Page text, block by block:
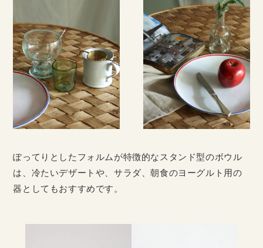
ぽってりとしたフォルムが特徴的なスタンド型のボウル
は、冷たいデザートや、サラダ、朝食のヨーグルト用の
器としてもおすすめです。